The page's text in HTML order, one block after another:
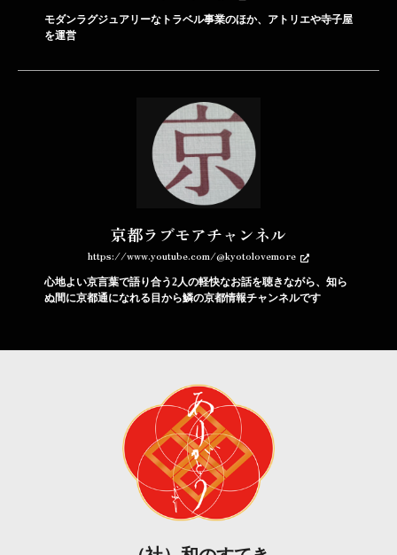
モダンラグジュアリーなトラベル事業のほか、アトリエや寺子屋
を運営
京都ラブモアチャンネル
https://www.youtube.com/@kyotolovemore
心地よい京言葉で語り合う2人の軽快なお話を聴きながら、知ら
ぬ間に京都通になれる目から鱗の京都情報チャンネルです